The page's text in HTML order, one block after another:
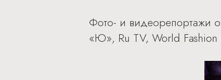
Фото- и видеорепортажи
«Ю», Ru TV, World Fashion